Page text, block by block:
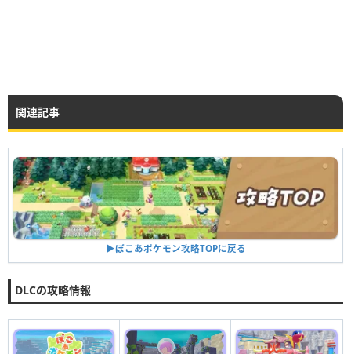
関連記事
▶︎ぽこあポケモン攻略TOPに戻る
DLCの攻略情報